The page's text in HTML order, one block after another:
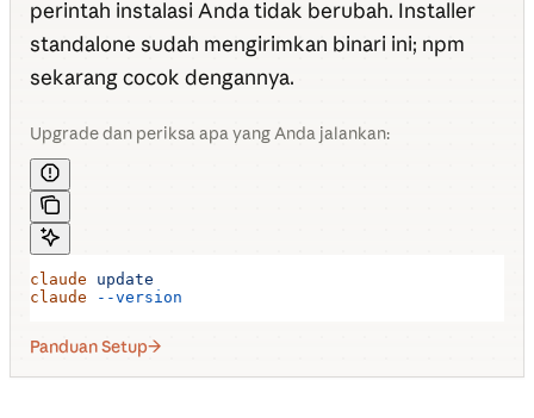
perintah instalasi Anda tidak berubah. Installer
standalone sudah mengirimkan binari ini; npm
sekarang cocok dengannya.
Upgrade dan periksa apa yang Anda jalankan:
claude update
claude --version
Panduan Setup